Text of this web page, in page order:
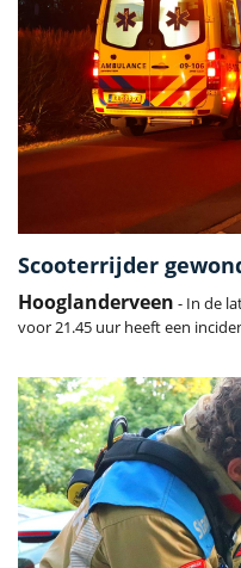
Scooterrijder
Hooglanderveen - In de
voor 21.45 uur heeft een